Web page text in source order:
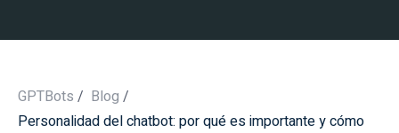
GPTBots / Blog /
Personalidad del chatbot: por qué es importante y cómo